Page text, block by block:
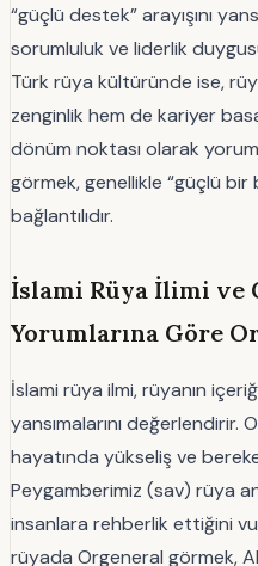
“güçlü destek” arayışını
sorumluluk ve liderlik
Türk rüya kültüründe ise,
zenginlik hem de kariyer
dönüm noktası olarak
görmek, genellikle “güçlü bir
bağlantılıdır.
İslami Rüya İlimi ve
Yorumlarına Göre
İslami rüya ilmi, rüyanın
yansımalarını değerlendirir.
hayatında yükseliş ve
Peygamberimiz (sav) rüya
insanlara rehberlik ettiğini
rüyada Orgeneral görmek,